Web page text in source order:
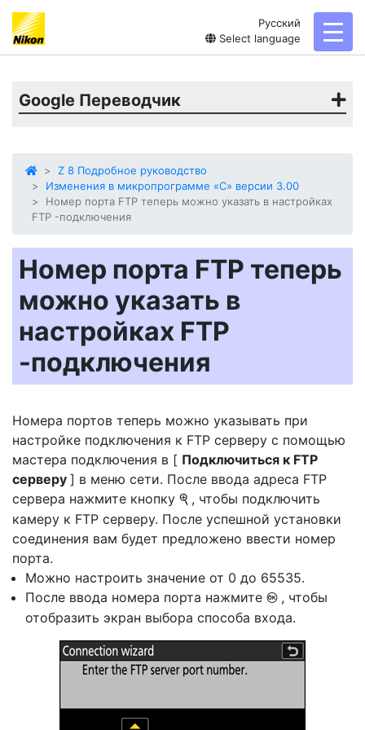
Русский
Select language
Google Переводчик
Z 8 Подробное руководство
Изменения в микропрограмме «C» версии 3.00
Номер порта FTP теперь можно указать в настройках
FTP -подключения
Номер порта FTP теперь
можно указать в
настройках FTP
-подключения
Номера портов теперь можно указывать при
настройке подключения к FTP серверу с помощью
мастера подключения в [ Подключиться к FTP
серверу ] в меню сети. После ввода адреса FTP
сервера нажмите кнопку X , чтобы подключить
камеру к FTP серверу. После успешной установки
соединения вам будет предложено ввести номер
порта.
Можно настроить значение от 0 до 65535.
После ввода номера порта нажмите J , чтобы
отобразить экран выбора способа входа.